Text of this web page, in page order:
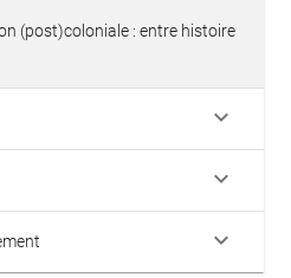
(post)coloniale : entre histoire
keyboard_arrow_down
keyboard_arrow_down
keyboard_arrow_down